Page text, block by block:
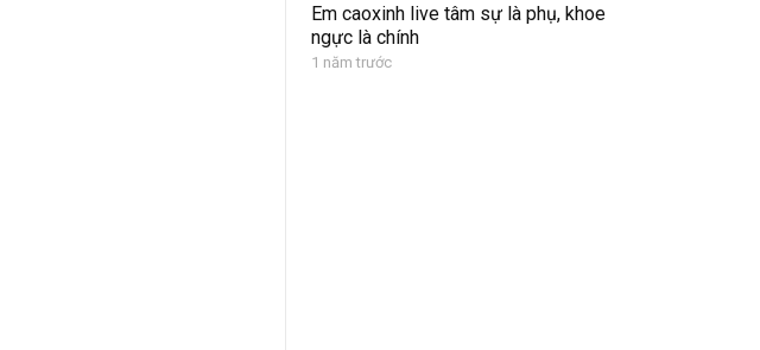
Em caoxinh live tâm sự là phụ, khoe
ngực là chính
1 năm trước